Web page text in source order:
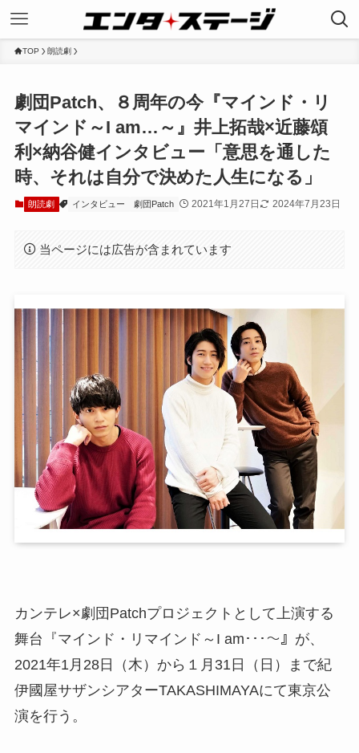
TOP 朗読劇
劇団Patch、８周年の今『マインド・リ
マインド～I am…～』井上拓哉×近藤頌
利×納谷健インタビュー「意思を通した
時、それは自分で決めた人生になる」
朗読劇 インタビュー 劇団Patch 2021年1月27日 2024年7月23日
当ページには広告が含まれています
カンテレ×劇団Patchプロジェクトとして上演する
舞台『マインド・リマインド～I am･･･～』が、
2021年1月28日（木）から１月31日（日）まで紀
伊國屋サザンシアターTAKASHIMAYAにて東京公
演を行う。